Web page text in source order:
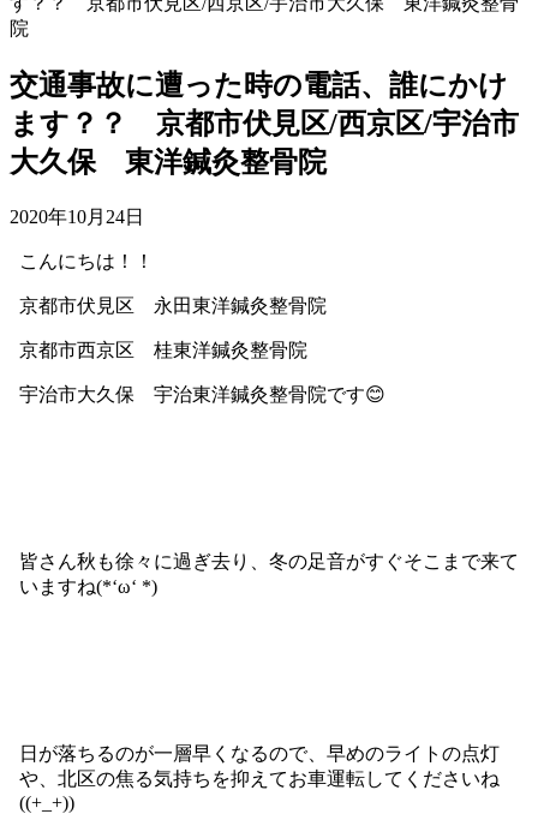
院
交通事故に遭った時の電話、誰にかけ
ます？？ 京都市伏見区/西京区/宇治市
大久保 東洋鍼灸整骨院
2020年10月24日
こんにちは！！
京都市伏見区 永田東洋鍼灸整骨院
京都市西京区 桂東洋鍼灸整骨院
宇治市大久保 宇治東洋鍼灸整骨院です😊
皆さん秋も徐々に過ぎ去り、冬の足音がすぐそこまで来て
いますね(*‘ω‘ *)
日が落ちるのが一層早くなるので、早めのライトの点灯
や、北区の焦る気持ちを抑えてお車運転してくださいね
((+_+))